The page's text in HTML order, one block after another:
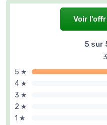
Voir
5 sur
5 ★
4 ★
3 ★
2 ★
1 ★